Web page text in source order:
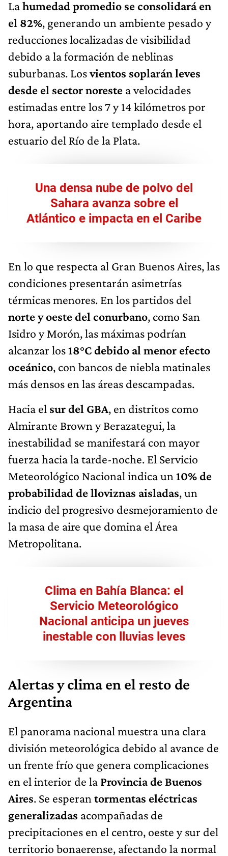
Lahumedad promedio se consolidará en
el 82%, generando un ambiente pesado y
reducciones localizadas de visibilidad
debido a la formación de neblinas
suburbanas. Losvientos soplarán leves
desde el sector noreste a velocidades
estimadas entre los 7 y 14 kilómetros por
hora, aportando aire templado desde el
estuario del Río de la Plata.
Una densa nube de polvo del
Sahara avanza sobre el
Atlántico e impacta en el Caribe
En lo que respecta al Gran Buenos Aires, las
condiciones presentarán asimetrías
térmicas menores. En los partidos del
norte y oeste del conurbano, como San
Isidro y Morón, las máximas podrían
alcanzar los18°C debido al menor efecto
oceánico, con bancos de niebla matinales
más densos en las áreas descampadas.
Hacia el sur del GBA, en distritos como
Almirante Brown y Berazategui, la
inestabilidad se manifestará con mayor
fuerza hacia la tarde-noche. El Servicio
Meteorológico Nacional indica un 10% de
probabilidad de lloviznas aisladas, un
indicio del progresivo desmejoramiento de
la masa de aire que domina el Área
Metropolitana.
Clima en Bahía Blanca: el
Servicio Meteorológico
Nacional anticipa un jueves
inestable con lluvias leves
Alertas y clima en el resto de
Argentina
El panorama nacional muestra una clara
división meteorológica debido al avance de
un frente frío que genera complicaciones
en el interior de la Provincia de Buenos
Aires. Se esperan tormentas eléctricas
generalizadas acompañadas de
precipitaciones en el centro, oeste y sur del
territorio bonaerense, afectando la normal